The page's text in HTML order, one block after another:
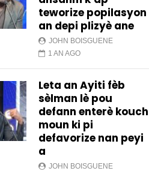
teworize popilasyon
an depi plizyè ane
JOHN BOISGUENE
1 AN AGO
Leta an Ayiti fèb
sèlman lè pou
defann enterè kouch
moun ki pi
defavorize nan peyi
a
JOHN BOISGUENE